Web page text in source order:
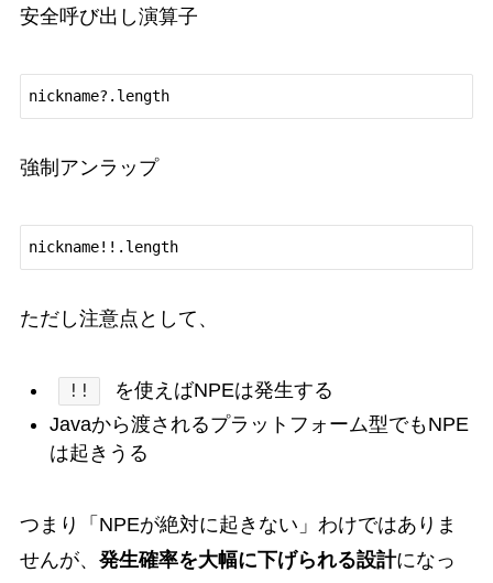
安全呼び出し演算子
nickname?.length
強制アンラップ
nickname!!.length
ただし注意点として、
!!
を使えばNPEは発生する
Javaから渡されるプラットフォーム型でもNPE
は起きうる
つまり「NPEが絶対に起きない」わけではありま
せんが、 発生確率を大幅に下げられる設計になっ